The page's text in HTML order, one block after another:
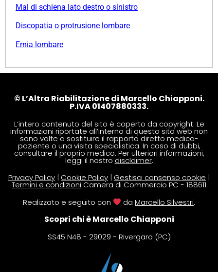
Mal di schiena lato destro o sinistro
Discopatia o protrusione lombare
Ernia lombare
© L’Altra Riabilitazione di Marcello Chiapponi.
P.IVA 01407880333.
L’intero contenuto del sito è coperto da copyright. Le
informazioni riportate all’interno di questo sito web non
sono volte a sostituire il rapporto diretto medico-
paziente o una visita specialistica. In caso di dubbi,
consultare il proprio medico. Per ulteriori informazioni,
leggi il nostro disclaimer.
Privacy Policy | Cookie Policy | Gestisci consenso cookie |
Termini e condizioni Camera di Commercio PC - 188611
Realizzato e seguito con
daMarcello Silvestri.
Scopri chi è Marcello Chiapponi
SS45 N48 - 29029 - Rivergaro (PC)